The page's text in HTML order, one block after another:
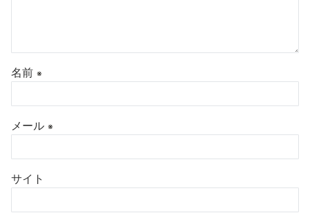
名前 ※
メール ※
サイト